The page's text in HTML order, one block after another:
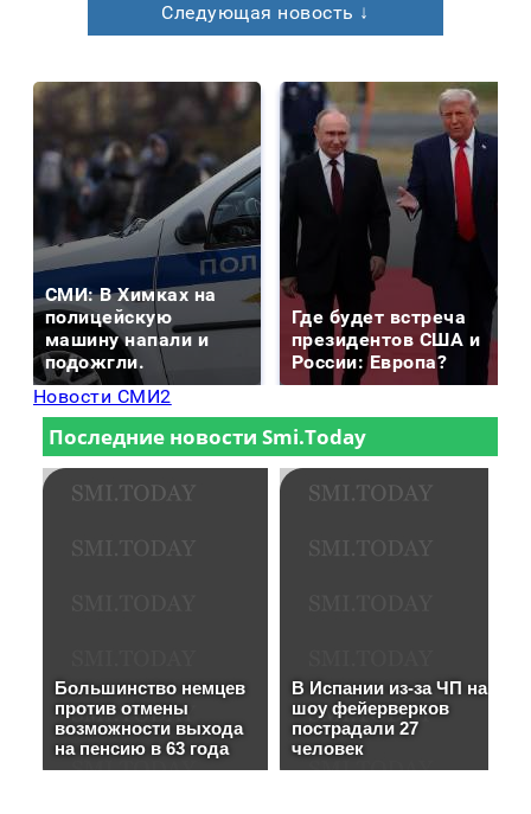
Следующая новость ↓
СМИ: В Химках на
полицейскую
машину напали и
подожгли.
Где будет встреча
президентов США и
России: Европа?
Новости СМИ2